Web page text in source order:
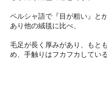
ペルシャ語で『目が粗い』と
あり他の絨毯に比べ、
毛足が長く厚みがあり、もと
め、手触りはフカフカしてい